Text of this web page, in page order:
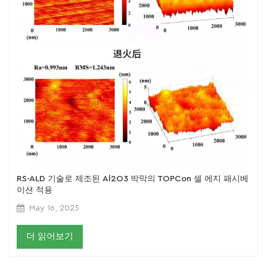
RS-ALD 기술로 제조된 Al2O3 박막의 TOPCon 셀 에지 패시베
이션 적용
May 16, 2025
더 읽어보기